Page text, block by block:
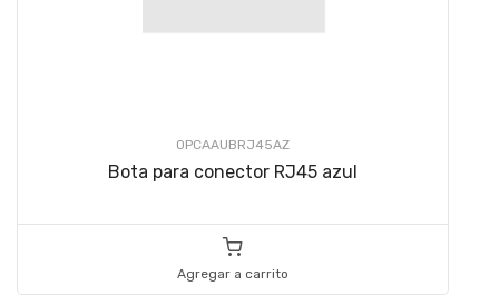
OPCAAUBRJ45AZ
Bota para conector RJ45 azul
Agregar a carrito